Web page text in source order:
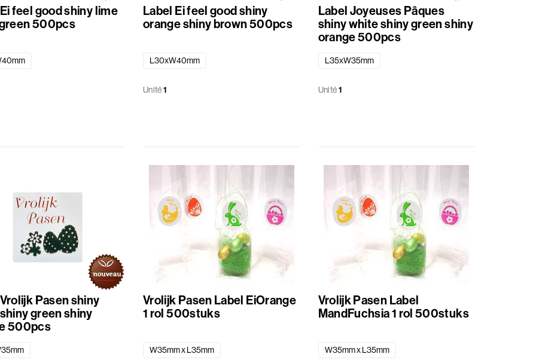
feel good shiny lime
500pcs
Label Ei feel good shiny
orange shiny brown 500pcs
L30xW40mm
Unité1
Label Joyeuses Pâques
shiny white shiny green shiny
orange 500pcs
L35xW35mm
Unité1
Pasen shiny
green shiny
500pcs
Vrolijk Pasen Label EiOrange
1 rol 500stuks
W35mm x L35mm
Vrolijk Pasen Label
MandFuchsia 1 rol 500stuks
W35mm x L35mm